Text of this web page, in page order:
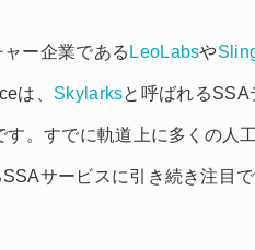
ー企業である LeoLabsや
は、 Skylarksと呼ばれるSSA
。すでに軌道上に多くの人
サービスに引き続き注目で